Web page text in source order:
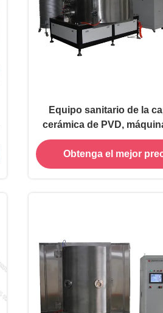
Equipo sanitario de la
cerámica de PVD,
de cepillado de la
vapor de los
Obtenga el mejor